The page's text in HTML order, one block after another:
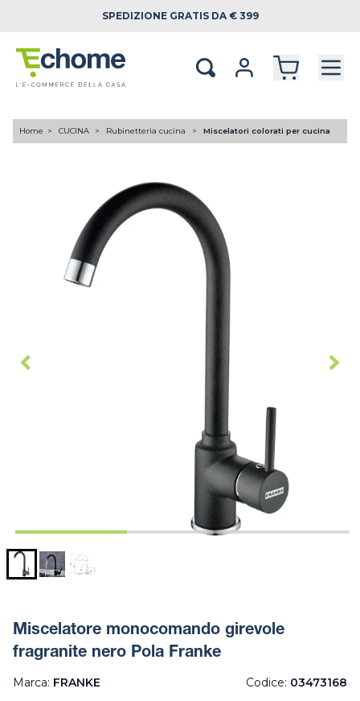
SPEDIZIONE GRATIS DA € 399
Home CUCINA Rubinetteria cucina Miscelatori colorati per cucina
Miscelatore monocomando girevole
fragranite nero Pola Franke
Marca: FRANKE Codice: 03473168